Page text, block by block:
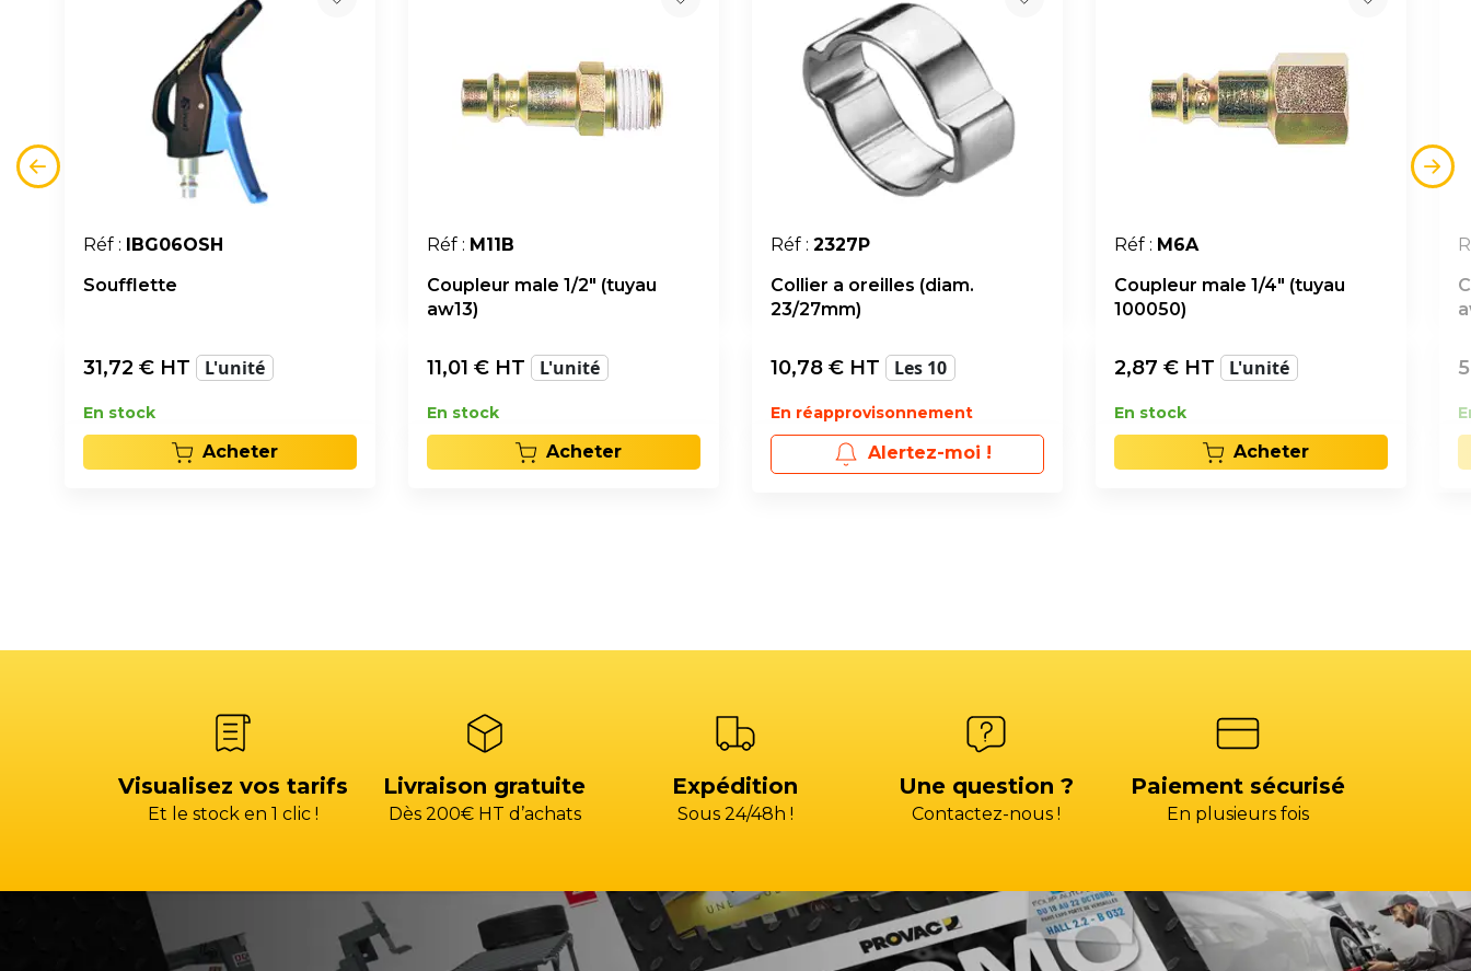
Réf : IBG06OSH
Soufflette
31,72 € HT L'unité
En stock
Acheter
Réf : M11B
Coupleur male 1/2" (tuyau
aw13)
11,01 € HT L'unité
En stock
Acheter
Réf : 2327P
Collier a oreilles (diam.
23/27mm)
10,78 € HT Les 10
En réapprovisonnement
Alertez-moi !
Réf : M6A
Coupleur male 1/4" (tuyau
100050)
2,87 € HT L'unité
En stock
Acheter
Visualisez vos tarifs
Et le stock en 1 clic !
Livraison gratuite
Dès 200€ HT d’achats
Expédition
Sous 24/48h !
Une question ?
Contactez-nous !
Paiement sécurisé
En plusieurs fois